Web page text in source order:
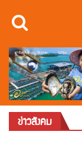
ข่าวสังคม